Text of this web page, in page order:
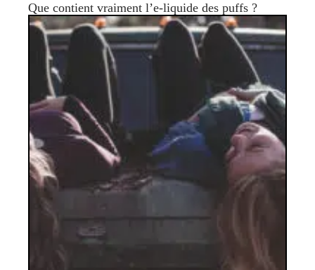
Que contient vraiment l’e-liquide des puffs ?